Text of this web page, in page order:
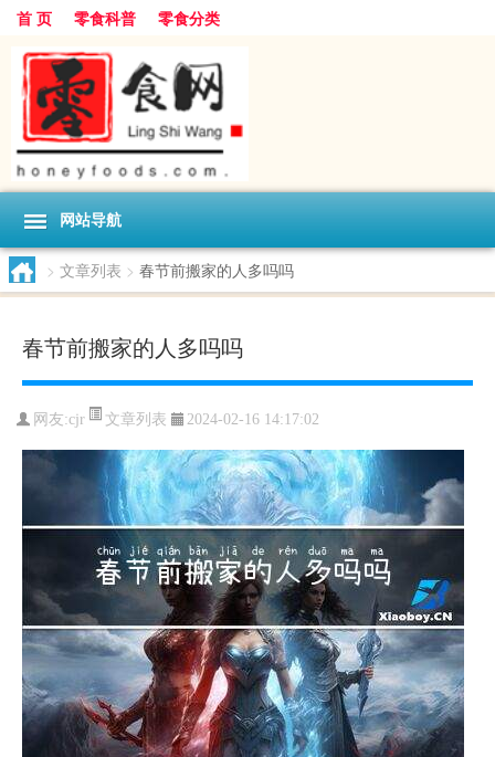
首 页 零食科普 零食分类
网站导航
> 文章列表 > 春节前搬家的人多吗吗
春节前搬家的人多吗吗
网友:cjr 文章列表 2024-02-16 14:17:02